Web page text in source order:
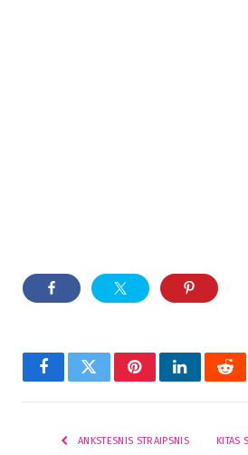
FacebookTwitterPinterestLinkedIn
ANKSTESNIS STRAIPSNIS KITAS